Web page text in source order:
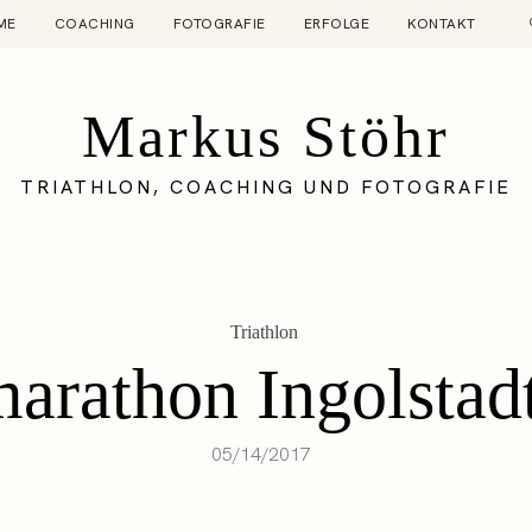
COACHING FOTOGRAFIE ERFOLGE KONTAKT
Markus Stöhr
TRIATHLON, COACHING UND FOTOGRAFIE
Triathlon
05/14/2017